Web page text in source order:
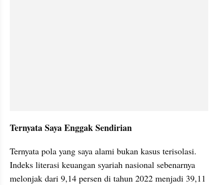
Ternyata Saya Enggak Sendirian
Ternyata pola yang saya alami bukan kasus terisolasi.
Indeks literasi keuangan syariah nasional sebenarnya
melonjak dari 9,14 persen di tahun 2022 menjadi 39,11